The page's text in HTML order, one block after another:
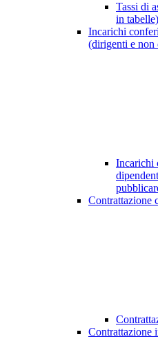
Tassi di
in tabelle)
Incarichi
(dirigenti e non
Incarichi
Contrattazione
Contrattazione